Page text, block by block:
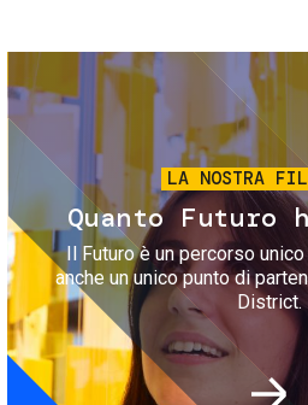
LA NOSTRA
Quanto Futuro
Il Futuro è un percorso unico
anche un unico punto di
District.